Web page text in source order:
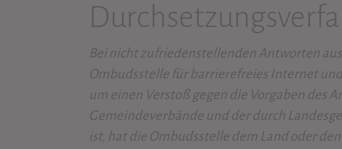
Bei nicht zufriedenstellenden Antworten
Ombudsstelle für barrierefreies Internet
um einen Verstoß gegen die Vorgaben des
Gemeindeverbände und der durch
ist, hat die Ombudsstelle dem Land oder